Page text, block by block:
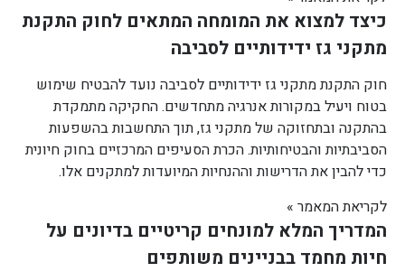
כיצד למצוא את המומחה המתאים לחוק התקנת
מתקני גז ידידותיים לסביבה
חוק התקנת מתקני גז ידידותיים לסביבה נועד להבטיח שימוש
בטוח ויעיל במקורות אנרגיה מתחדשים. החקיקה מתמקדת
בהתקנה ובתחזוקה של מתקני גז, תוך התחשבות בהשפעות
הסביבתיות והבטיחותיות. הכרת הסעיפים המרכזיים בחוק חיונית
כדי להבין את הדרישות וההנחיות המיועדות למתקנים אלו.
לקריאת המאמר »
המדריך המלא למונחים קריטיים בדיונים על
חיות מחמד בבניינים משותפים